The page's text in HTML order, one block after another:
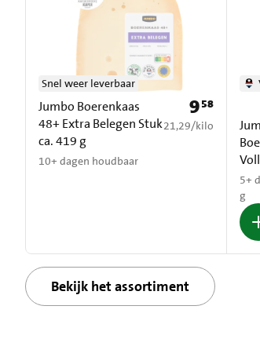
Jumbo Boerenkaas
48+ Extra Belegen Stuk
ca. 419 g
10+ dagen houdbaar
Snel weer leverbaar
Prijs: € 9,58
958
€ 21,29 per kilo
21,29/kilo
5+
g
Bekijk het assortiment